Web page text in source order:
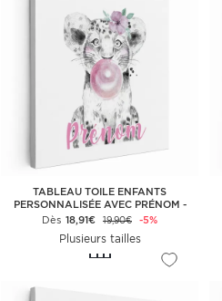
TABLEAU TOILE ENFANTS
PERSONNALISÉE AVEC PRÉNOM -
LIONCEAU BULLE
Dès 18,91€ 19,90€ -5%
Plusieurs tailles